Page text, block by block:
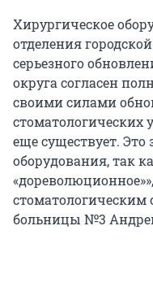
Хирургическое
отделения
серьезного
округа согласен
своими силами
стоматологических
еще существует. Это
оборудования, так
стоматологическим
больницы №3